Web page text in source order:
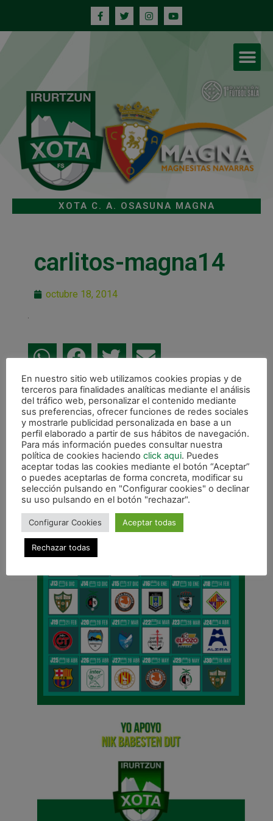
XOTA C. A. OSASUNA MAGNA
carlitos-magna14
octubre 18, 2014
ANTERIOR
Gran punto conseguido en Burela (4-4) tras ir perdiendo por 4-0 en el descanso
CALENDARIO DE LIGA
En nuestro sitio web utilizamos cookies propias y de
terceros para finalidades analíticas mediante el análisis
del tráfico web, personalizar el contenido mediante
sus preferencias, ofrecer funciones de redes sociales
y mostrarle publicidad personalizada en base a un
perfil elaborado a partir de sus hábitos de navegación.
Para más información puedes consultar nuestra
política de cookies haciendo click aqui. Puedes
aceptar todas las cookies mediante el botón “Aceptar”
o puedes aceptarlas de forma concreta, modificar su
selección pulsando en "Configurar cookies" o declinar
su uso pulsando en el botón "rechazar".
Configurar Cookies Aceptar todas
Rechazar todas